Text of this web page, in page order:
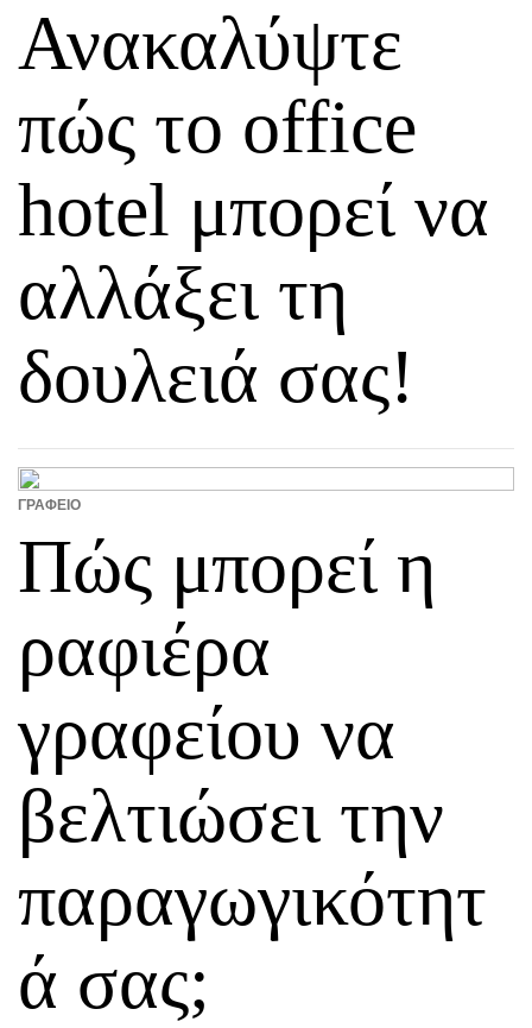
Ανακαλύψτε
πώς το office
hotel μπορεί να
αλλάξει τη
δουλειά σας!
Πώς μπορεί η
ραφιέρα
γραφείου να
βελτιώσει την
παραγωγικότητ
ά σας;
ΓΡΑΦΕΊΟ